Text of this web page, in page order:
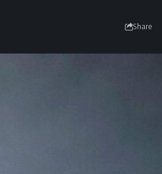
Share